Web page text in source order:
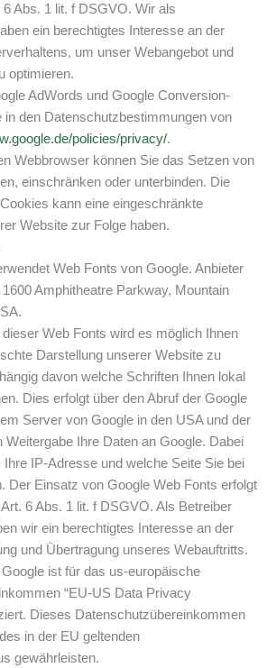
Abs. 1 lit. f DSGVO. Wir als
ein berechtigtes Interesse an der
um unser Webangebot und
optimieren.
AdWords und Google Conversion-
in den Datenschutzbestimmungen von
policies/privacy/.
Webbrowser können Sie das Setzen von
einschränken oder unterbinden. Die
kann eine eingeschränkte
Website zur Folge haben.
Web Fonts von Google. Anbieter
Amphitheatre Parkway, Mountain
Web Fonts wird es möglich Ihnen
Darstellung unserer Website zu
davon welche Schriften Ihnen lokal
Dies erfolgt über den Abruf der Google
Server von Google in den USA und der
Weitergabe Ihre Daten an Google. Dabei
Ihre IP-Adresse und welche Seite Sie bei
Der Einsatz von Google Web Fonts erfolgt
6 Abs. 1 lit. f DSGVO. Als Betreiber
wir ein berechtigtes Interesse an der
und Übertragung unseres Webauftritts.
ist für das us-europäische
“EU-US Data Privacy
Dieses Datenschutzübereinkommen
in der EU geltenden
gewährleisten.